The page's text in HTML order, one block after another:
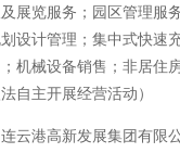
展览服务；园区管理服
设计管理；集中式快速
机械设备销售；非居住
自主开展经营活动）
云港高新发展集团有限